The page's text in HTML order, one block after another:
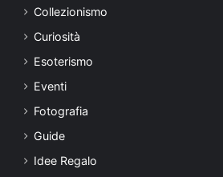
Collezionismo
Curiosità
Esoterismo
Eventi
Fotografia
Guide
Idee Regalo